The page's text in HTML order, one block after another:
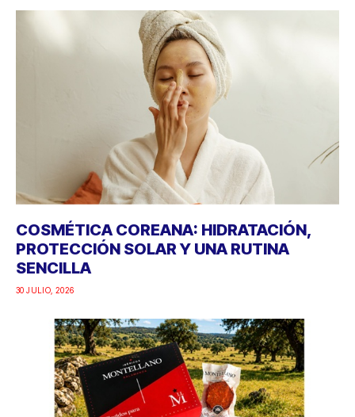
COSMÉTICA COREANA: HIDRATACIÓN,
PROTECCIÓN SOLAR Y UNA RUTINA
SENCILLA
30 JULIO, 2026